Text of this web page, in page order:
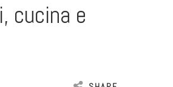
cucina e